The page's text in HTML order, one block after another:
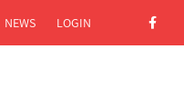
NEWS LOGIN